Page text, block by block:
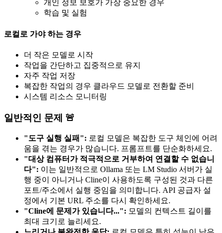
개인 정보 보호가 가장 중요한 경우
학습 및 실험
로컬로 가야 하는 경우
더 작은 모델로 시작
작업을 간단하고 집중적으로 유지
자주 작업 저장
복잡한 작업의 경우 클라우드 모델로 전환할 준비
시스템 리소스 모니터링
일반적인 문제 🚨
"도구 실행 실패": 로컬 모델은 복잡한 도구 체인에 어려
움을 겪는 경우가 많습니다. 프롬프트를 단순화하세요.
"대상 컴퓨터가 적극적으로 거부하여 연결할 수 없습니
다": 이는 일반적으로 Ollama 또는 LM Studio 서버가 실
행 중이 아니거나 Cline이 사용하도록 구성된 것과 다른
포트/주소에서 실행 중임을 의미합니다. API 공급자 설
정에서 기본 URL 주소를 다시 확인하세요.
"Cline에 문제가 있습니다...": 모델의 컨텍스트 길이를
최대 크기로 늘리세요.